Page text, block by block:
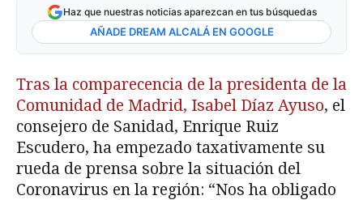
Haz que nuestras noticias aparezcan en tus búsquedas
AÑADE DREAM ALCALÁ EN GOOGLE
Tras la comparecencia de la presidenta de la
Comunidad de Madrid, Isabel Díaz Ayuso, el
consejero de Sanidad, Enrique Ruiz
Escudero, ha empezado taxativamente su
rueda de prensa sobre la situación del
Coronavirus en la región: “Nos ha obligado